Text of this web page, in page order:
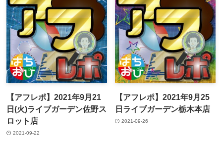
【アフレポ】2021年9月21
日(火)ライブガーデン佐野ス
ロット店
2021-09-22
【アフレポ】2021年9月25
日ライブガーデン栃木本店
2021-09-26